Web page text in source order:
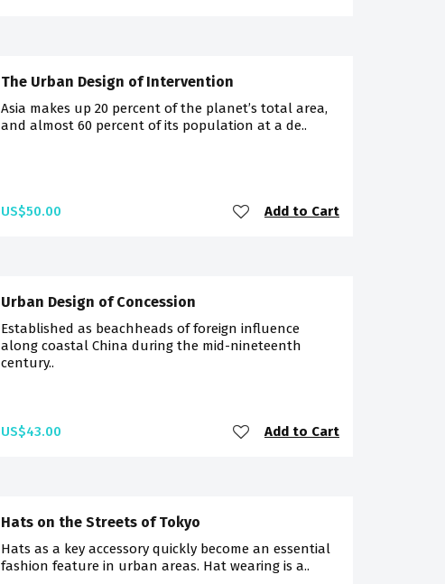
The Urban Design of Intervention
Asia makes up 20 percent of the planet’s total area,
and almost 60 percent of its population at a de..
US$50.00 Add to Cart
Urban Design of Concession
Established as beachheads of foreign influence
along coastal China during the mid-nineteenth
century..
US$43.00 Add to Cart
Hats on the Streets of Tokyo
Hats as a key accessory quickly become an essential
fashion feature in urban areas. Hat wearing is a..